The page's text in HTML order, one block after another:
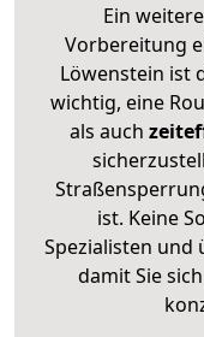
Ein
Vorbereitung
Löwenstein ist
wichtig, eine
als auch
ist. Keine
Spezialisten und
damit Sie